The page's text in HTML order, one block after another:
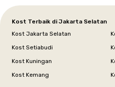
Kost Terbaik di Jakarta Selatan
Kost Jakarta Selatan
Kost Setiabudi
Kost Kuningan
Kost Kemang